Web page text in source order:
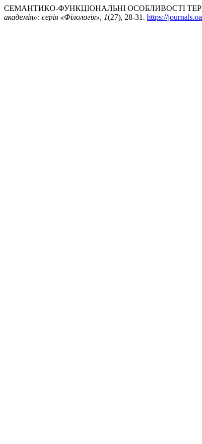
СЕМАНТИКО-ФУНКЦІОНАЛЬНІ ОСОБЛИВОСТІ
академія»: серія «Філологія», 1(27), 28-31. https://